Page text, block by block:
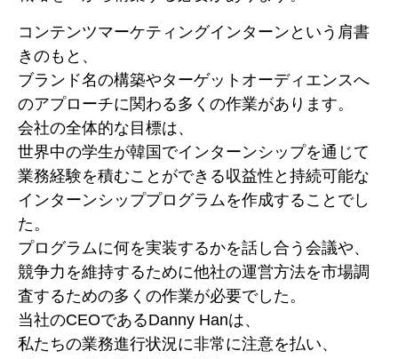
コンテンツマーケティングインターンという肩書
きのもと、
ブランド名の構築やターゲットオーディエンスへ
のアプローチに関わる多くの作業があります。
会社の全体的な目標は、
世界中の学生が韓国でインターンシップを通じて
業務経験を積むことができる収益性と持続可能な
インターンシッププログラムを作成することでし
た。
プログラムに何を実装するかを話し合う会議や、
競争力を維持するために他社の運営方法を市場調
査するための多くの作業が必要でした。
当社のCEOであるDanny Hanは、
私たちの業務進行状況に非常に注意を払い、